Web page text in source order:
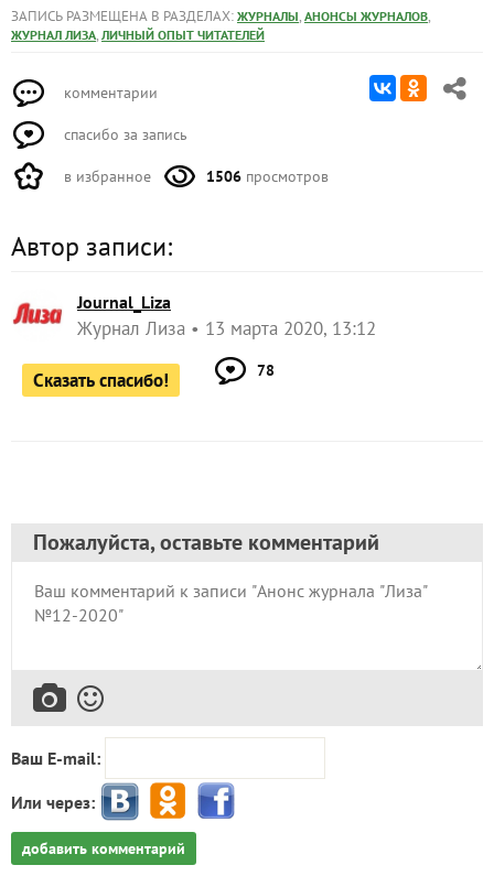
ЗАПИСЬ РАЗМЕЩЕНА В РАЗДЕЛАХ: ЖУРНАЛЫ, АНОНСЫ ЖУРНАЛОВ,
ЖУРНАЛ ЛИЗА, ЛИЧНЫЙ ОПЫТ ЧИТАТЕЛЕЙ
комментарии
спасибо за запись
в избранное 1506 просмотров
Автор записи:
Journal_Liza
Журнал Лиза 13 марта 2020, 13:12
Сказать спасибо! 78
Пожалуйста, оставьте комментарий
Ваш E-mail:
Или через:
добавить комментарий